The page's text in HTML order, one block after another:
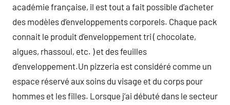
académie française, il est tout a fait possible d’acheter
des modèles d’enveloppements corporels. Chaque pack
connait le produit d’enveloppement tri ( chocolate,
algues, rhassoul, etc. ) et des feuilles
d’enveloppement.Un pizzeria est considéré comme un
espace réservé aux soins du visage et du corps pour
hommes et les filles. Lorsque j’ai débuté dans le secteur